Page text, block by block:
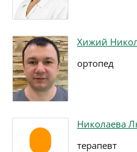
Хижий
ортопед
Николаева
терапевт